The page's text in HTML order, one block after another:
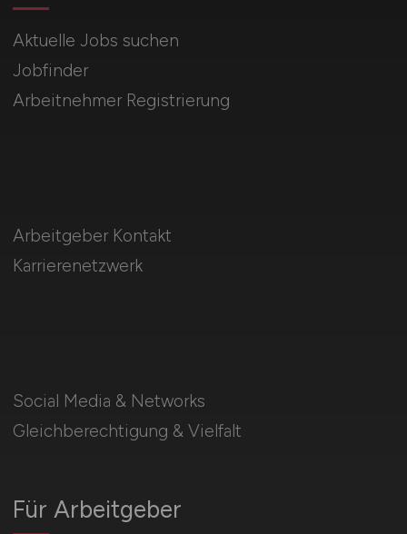
Aktuelle Jobs suchen
Jobfinder
Arbeitnehmer Registrierung
Social Media & Networks
Gleichberechtigung & Vielfalt
Für Arbeitgeber
Arbeitgeber Kontakt
Karrierenetzwerk